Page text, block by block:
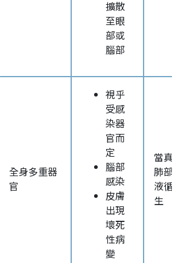
擴散
至眼
部或
腦部
全身多重器
官
視乎
受感
染器
官而
定
腦部
感染
皮膚
出現
壞死
性病
變
當真
肺部
液循
生